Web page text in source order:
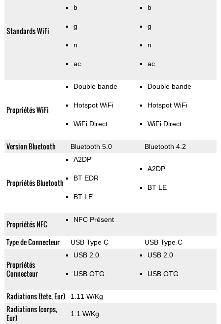
Standards WiFi
b
g
n
ac
b
g
n
ac
Propriétés WiFi
Double bande
Hotspot WiFi
WiFi Direct
Double bande
Hotspot WiFi
WiFi Direct
Version Bluetooth Bluetooth 5.0 Bluetooth 4.2
Propriétés Bluetooth
A2DP
BT EDR
BT LE
A2DP
BT LE
Propriétés NFC NFC Présent
Type de Connecteur USB Type C USB Type C
Propriétés
Connecteur
USB 2.0
USB OTG
USB 2.0
USB OTG
Radiations (tete, Eur) 1.11 W/Kg
Radiations (corps,
Eur)
1.1 W/Kg